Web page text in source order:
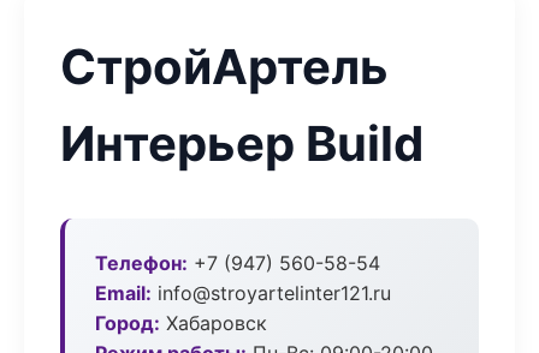
СтройАртель
Интерьер Build
Телефон: +7 (947) 560-58-54
Email: info@stroyartelinter121.ru
Город: Хабаровск